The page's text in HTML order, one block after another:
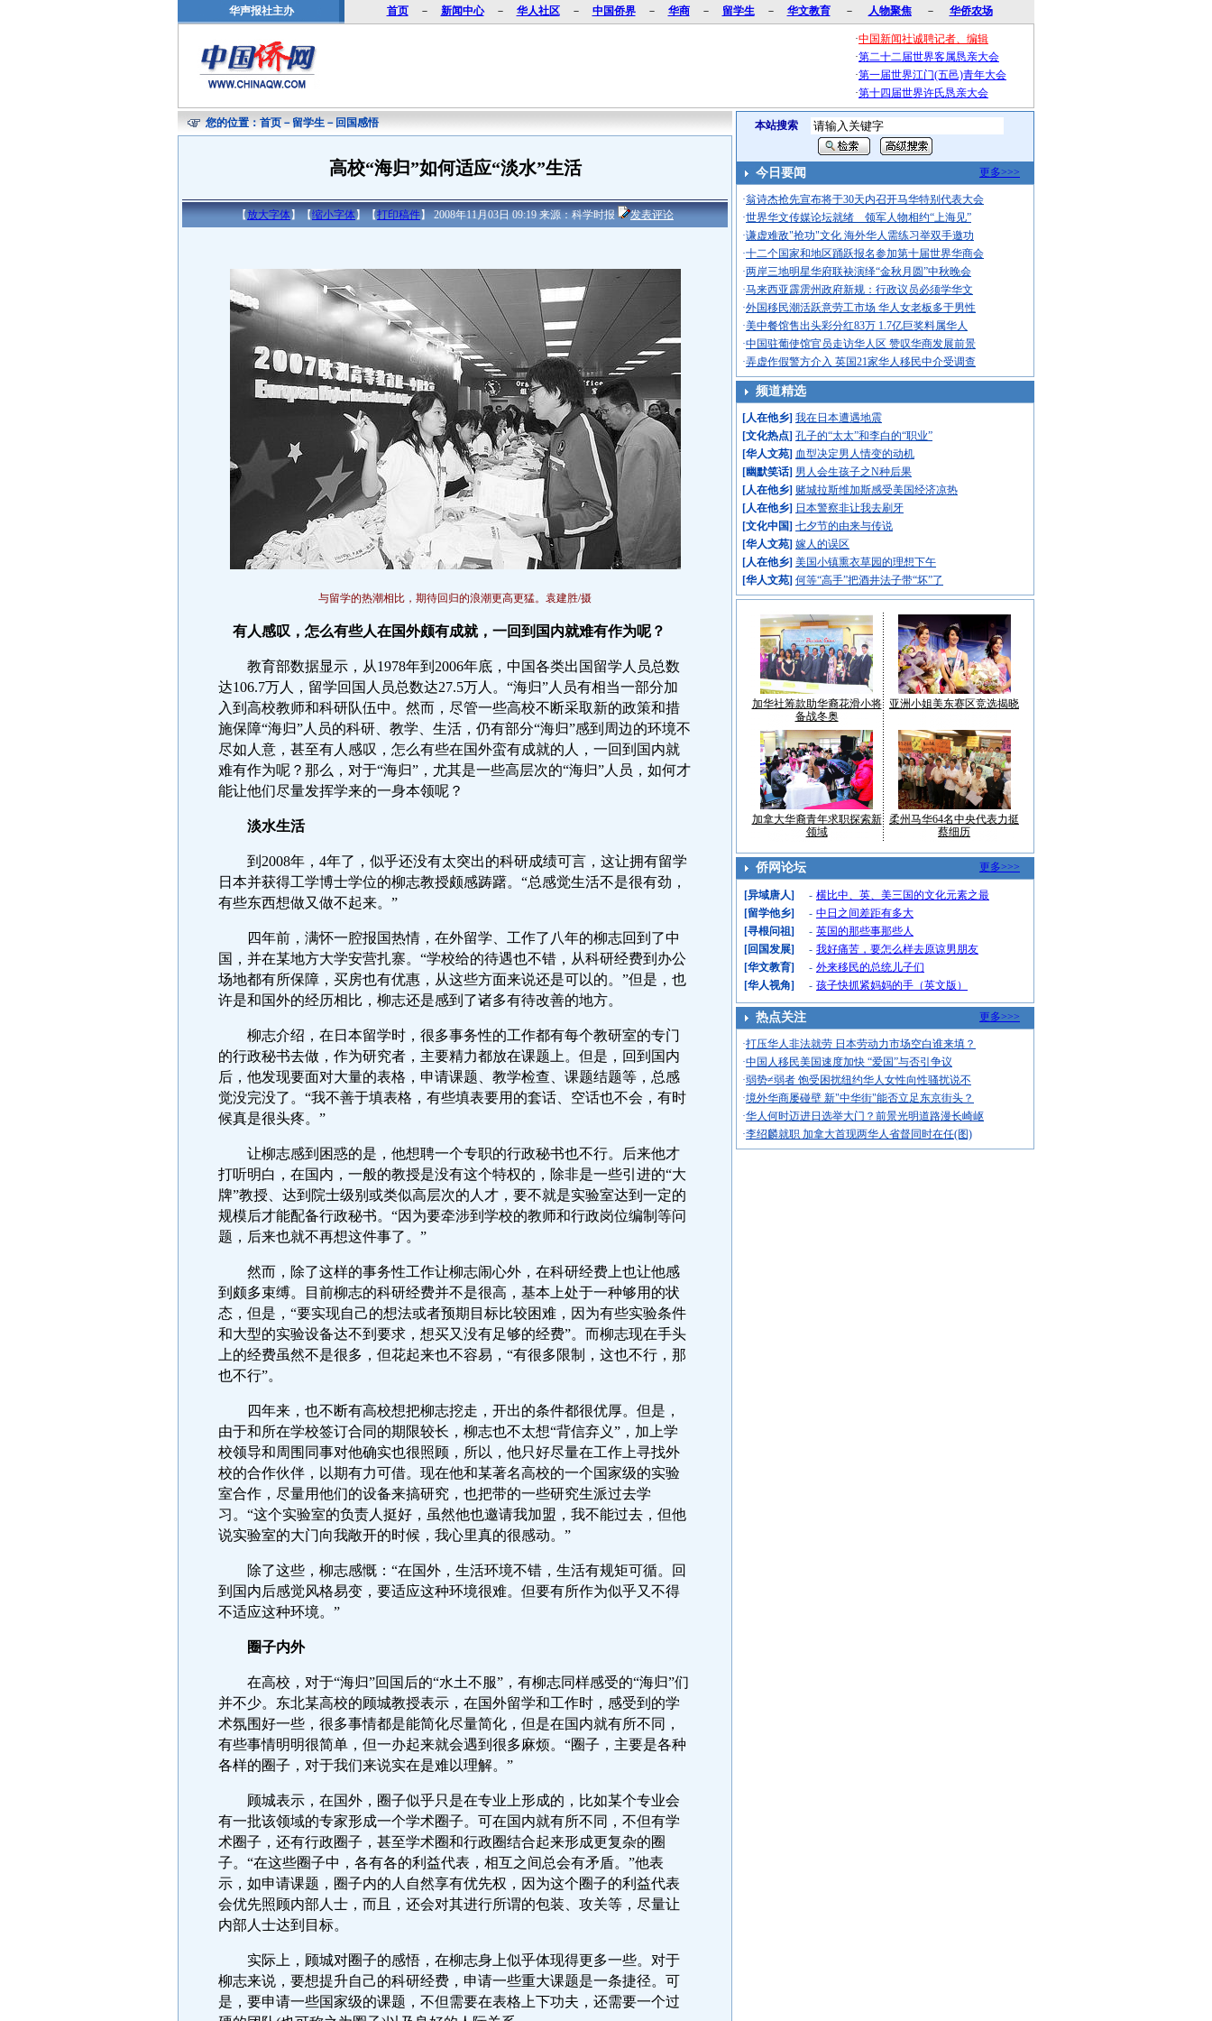
华声报社主办 首页－ 新闻中心－ 华人社区－ 中国侨界－ 华商－ 留学生－ 华文教育－ 人物聚焦－ 华侨农场
·中国新闻社诚聘记者、编辑
·第二十二届世界客属恳亲大会
·第一届世界江门(五邑)青年大会
·第十四届世界许氏恳亲大会
您的位置： 首页－ 留学生 － 回国感悟
高校“海归”如何适应“淡水”生活
【放大字体】【缩小字体】【打印稿件】 2008年11月03日 09:19 来源：科学时报 发表评论
与留学的热潮相比，期待回归的浪潮更高更猛。袁建胜/摄
有人感叹，怎么有些人在国外颇有成就，一回到国内就难有作为呢？
教育部数据显示，从1978年到2006年底，中国各类出国留学人员总数
达106.7万人，留学回国人员总数达27.5万人。“海归”人员有相当一部分加
入到高校教师和科研队伍中。然而，尽管一些高校不断采取新的政策和措
施保障“海归”人员的科研、教学、生活，仍有部分“海归”感到周边的环境不
尽如人意，甚至有人感叹，怎么有些在国外蛮有成就的人，一回到国内就
难有作为呢？那么，对于“海归”，尤其是一些高层次的“海归”人员，如何才
能让他们尽量发挥学来的一身本领呢？
淡水生活
到2008年，4年了，似乎还没有太突出的科研成绩可言，这让拥有留学
日本并获得工学博士学位的柳志教授颇感踌躇。“总感觉生活不是很有劲，
有些东西想做又做不起来。”
四年前，满怀一腔报国热情，在外留学、工作了八年的柳志回到了中
国，并在某地方大学安营扎寨。“学校给的待遇也不错，从科研经费到办公
场地都有所保障，买房也有优惠，从这些方面来说还是可以的。”但是，也
许是和国外的经历相比，柳志还是感到了诸多有待改善的地方。
柳志介绍，在日本留学时，很多事务性的工作都有每个教研室的专门
的行政秘书去做，作为研究者，主要精力都放在课题上。但是，回到国内
后，他发现要面对大量的表格，申请课题、教学检查、课题结题等，总感
觉没完没了。“我不善于填表格，有些填表要用的套话、空话也不会，有时
候真是很头疼。”
让柳志感到困惑的是，他想聘一个专职的行政秘书也不行。后来他才
打听明白，在国内，一般的教授是没有这个特权的，除非是一些引进的“大
牌”教授、达到院士级别或类似高层次的人才，要不就是实验室达到一定的
规模后才能配备行政秘书。“因为要牵涉到学校的教师和行政岗位编制等问
题，后来也就不再想这件事了。”
然而，除了这样的事务性工作让柳志闹心外，在科研经费上也让他感
到颇多束缚。目前柳志的科研经费并不是很高，基本上处于一种够用的状
态，但是，“要实现自己的想法或者预期目标比较困难，因为有些实验条件
和大型的实验设备达不到要求，想买又没有足够的经费”。而柳志现在手头
上的经费虽然不是很多，但花起来也不容易，“有很多限制，这也不行，那
也不行”。
四年来，也不断有高校想把柳志挖走，开出的条件都很优厚。但是，
由于和所在学校签订合同的期限较长，柳志也不太想“背信弃义”，加上学
校领导和周围同事对他确实也很照顾，所以，他只好尽量在工作上寻找外
校的合作伙伴，以期有力可借。现在他和某著名高校的一个国家级的实验
室合作，尽量用他们的设备来搞研究，也把带的一些研究生派过去学
习。“这个实验室的负责人挺好，虽然他也邀请我加盟，我不能过去，但他
说实验室的大门向我敞开的时候，我心里真的很感动。”
除了这些，柳志感慨：“在国外，生活环境不错，生活有规矩可循。回
到国内后感觉风格易变，要适应这种环境很难。但要有所作为似乎又不得
不适应这种环境。”
圈子内外
在高校，对于“海归”回国后的“水土不服”，有柳志同样感受的“海归”们
并不少。东北某高校的顾城教授表示，在国外留学和工作时，感受到的学
术氛围好一些，很多事情都是能简化尽量简化，但是在国内就有所不同，
有些事情明明很简单，但一办起来就会遇到很多麻烦。“圈子，主要是各种
各样的圈子，对于我们来说实在是难以理解。”
顾城表示，在国外，圈子似乎只是在专业上形成的，比如某个专业会
有一批该领域的专家形成一个学术圈子。可在国内就有所不同，不但有学
术圈子，还有行政圈子，甚至学术圈和行政圈结合起来形成更复杂的圈
子。“在这些圈子中，各有各的利益代表，相互之间总会有矛盾。”他表
示，如申请课题，圈子内的人自然享有优先权，因为这个圈子的利益代表
会优先照顾内部人士，而且，还会对其进行所谓的包装、攻关等，尽量让
内部人士达到目标。
实际上，顾城对圈子的感悟，在柳志身上似乎体现得更多一些。对于
柳志来说，要想提升自己的科研经费，申请一些重大课题是一条捷径。可
是，要申请一些国家级的课题，不但需要在表格上下功夫，还需要一个过
本站搜索
今日要闻 更多>>>
·翁诗杰抢先宣布将于30天内召开马华特别代表大会
·世界华文传媒论坛就绪 领军人物相约“上海见”
·谦虚难敌"抢功"文化 海外华人需练习举双手邀功
·十二个国家和地区踊跃报名参加第十届世界华商会
·两岸三地明星华府联袂演绎“金秋月圆”中秋晚会
·马来西亚霹雳州政府新规：行政议员必须学华文
·外国移民潮活跃意劳工市场 华人女老板多于男性
·美中餐馆售出头彩分红83万 1.7亿巨奖料属华人
·中国驻葡使馆官员走访华人区 赞叹华商发展前景
·弄虚作假警方介入 英国21家华人移民中介受调查
频道精选
[人在他乡] 我在日本遭遇地震
[文化热点] 孔子的“太太”和李白的“职业”
[华人文苑] 血型决定男人情变的动机
[幽默笑话] 男人会生孩子之N种后果
[人在他乡] 赌城拉斯维加斯感受美国经济凉热
[人在他乡] 日本警察非让我去刷牙
[文化中国] 七夕节的由来与传说
[华人文苑] 嫁人的误区
[人在他乡] 美国小镇熏衣草园的理想下午
[华人文苑] 何等“高手”把酒井法子带“坏”了
加华社筹款助华裔花滑小将
备战冬奥
亚洲小姐美东赛区竞选揭晓
加拿大华裔青年求职探索新
领域
柔州马华64名中央代表力挺
蔡细历
侨网论坛 更多>>>
[异域唐人]
[留学他乡]
[寻根问祖]
[回国发展]
[华文教育]
[华人视角]
- 横比中、英、美三国的文化元素之最
- 中日之间差距有多大
- 英国的那些事那些人
- 我好痛苦，要怎么样去原谅男朋友
- 外来移民的总统儿子们
- 孩子快抓紧妈妈的手（英文版）
热点关注 更多>>>
·打压华人非法就劳 日本劳动力市场空白谁来填？
·中国人移民美国速度加快 “爱国”与否引争议
·弱势≠弱者 饱受困扰纽约华人女性向性骚扰说不
·境外华商屡碰壁 新"中华街"能否立足东京街头？
·华人何时迈进日选举大门？前景光明道路漫长崎岖
·李绍麟就职 加拿大首现两华人省督同时在任(图)